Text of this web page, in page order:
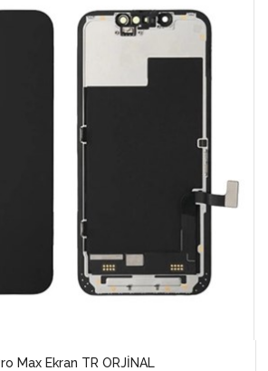
Max Ekran TR ORJİNAL